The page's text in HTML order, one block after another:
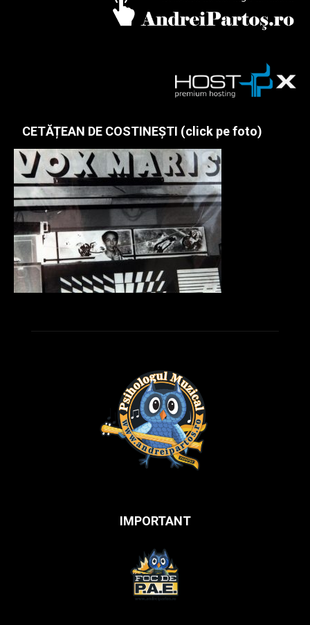
CETĂȚEAN DE COSTINEȘTI (click pe foto)
IMPORTANT